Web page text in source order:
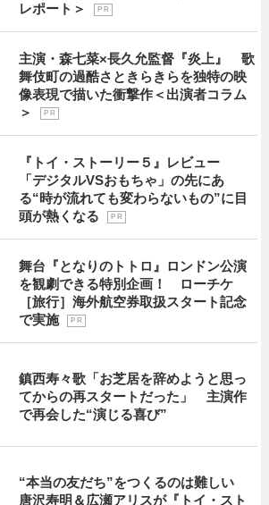
レポート＞
P R
主演・森七菜×長久允監督『炎上』 歌
舞伎町の過酷さときらきらを独特の映
像表現で描いた衝撃作＜出演者コラム
＞
P R
『トイ・ストーリー５』レビュー
「デジタルVSおもちゃ」の先にあ
る“時が流れても変わらないもの”に目
頭が熱くなる
P R
舞台『となりのトトロ』ロンドン公演
を観劇できる特別企画！ ローチケ
［旅行］海外航空券取扱スタート記念
で実施
P R
鎮西寿々歌「お芝居を辞めようと思っ
てからの再スタートだった」 主演作
で再会した“演じる喜び”
“本当の友だち”をつくるのは難しい
唐沢寿明＆広瀬アリスが『トイ・スト